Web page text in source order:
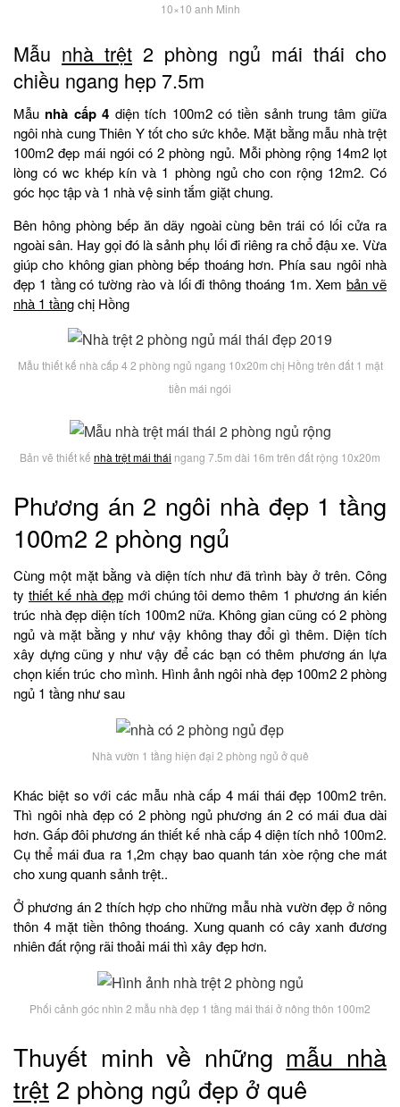
10×10 anh Minh
Mẫu nhà trệt 2 phòng ngủ mái thái cho
chiều ngang hẹp 7.5m
Mẫu nhà cấp 4 diện tích 100m2 có tiền sảnh trung tâm giữa
ngôi nhà cung Thiên Y tốt cho sức khỏe. Mặt bằng mẫu nhà trệt
100m2 đẹp mái ngói có 2 phòng ngủ. Mỗi phòng rộng 14m2 lọt
lòng có wc khép kín và 1 phòng ngủ cho con rộng 12m2. Có
góc học tập và 1 nhà vệ sinh tắm giặt chung.
Bên hông phòng bếp ăn dãy ngoài cùng bên trái có lối cửa ra
ngoài sân. Hay gọi đó là sảnh phụ lối đi riêng ra chổ đậu xe. Vừa
giúp cho không gian phòng bếp thoáng hơn. Phía sau ngôi nhà
đẹp 1 tầng có tường rào và lối đi thông thoáng 1m. Xembản vẽ
nhà 1 tầngchị Hồng
Mẫu thiết kế nhà cấp 4 2 phòng ngủ ngang 10x20m chị Hồng trên đất 1 mặt
tiền mái ngói
Bản vẽ thiết kế nhà trệt mái thái ngang 7.5m dài 16m trên đất rộng 10x20m
Phương án 2 ngôi nhà đẹp 1 tầng
100m2 2 phòng ngủ
Cùng một mặt bằng và diện tích như đã trình bày ở trên. Công
ty thiết kế nhà đẹpmới chúng tôi demo thêm 1 phương án kiến
trúc nhà đẹp diện tích 100m2 nữa. Không gian cũng có 2 phòng
ngủ và mặt bằng y như vậy không thay đổi gì thêm. Diện tích
xây dựng cũng y như vậy để các bạn có thêm phương án lựa
chọn kiến trúc cho mình. Hình ảnh ngôi nhà đẹp 100m2 2 phòng
ngủ 1 tầng như sau
Nhà vườn 1 tầng hiện đại 2 phòng ngủ ở quê
Khác biệt so với các mẫu nhà cấp 4 mái thái đẹp 100m2 trên.
Thì ngôi nhà đẹp có 2 phòng ngủ phương án 2 có mái đua dài
hơn. Gấp đôi phương án thiết kế nhà cấp 4 diện tích nhỏ 100m2.
Cụ thể mái đua ra 1,2m chạy bao quanh tán xòe rộng che mát
cho xung quanh sảnh trệt..
Ở phương án 2 thích hợp cho những mẫu nhà vườn đẹp ở nông
thôn 4 mặt tiền thông thoáng. Xung quanh có cây xanh đương
nhiên đất rộng rãi thoải mái thì xây đẹp hơn.
Phối cảnh góc nhìn 2 mẫu nhà đẹp 1 tầng mái thái ở nông thôn 100m2
Thuyết minh về những mẫu nhà
trệt 2 phòng ngủ đẹp ở quê